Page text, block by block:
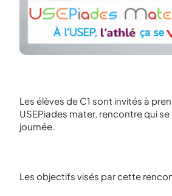
Les élèves de C1 sont invités à
USEPiades mater, rencontre qui
journée.
Les objectifs visés par cette